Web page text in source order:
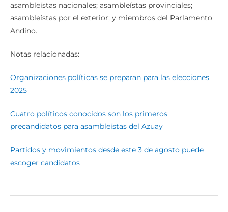
asambleístas nacionales; asambleístas provinciales;
asambleístas por el exterior; y miembros del Parlamento
Andino.
Notas relacionadas:
Organizaciones políticas se preparan para las elecciones
2025
Cuatro políticos conocidos son los primeros
precandidatos para asambleístas del Azuay
Partidos y movimientos desde este 3 de agosto puede
escoger candidatos